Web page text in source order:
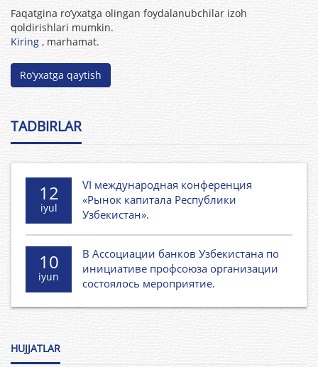
Faqatgina ro’yxatga olingan foydalanubchilar izoh
qoldirishlari mumkin.
Kiring , marhamat.
Ro’yxatga qaytish
TADBIRLAR
12
iyul
VI международная конференция
«Рынок капитала Республики
Узбекистан».
10
iyun
В Ассоциации банков Узбекистана по
инициативе профсоюза организации
состоялось мероприятие.
HUJJATLAR